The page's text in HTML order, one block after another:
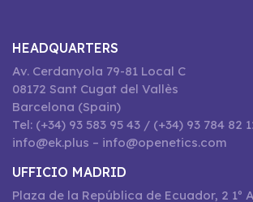
HEADQUARTERS
Av. Cerdanyola 79-81 Local C
08172 Sant Cugat del Vallès
Barcelona (Spain)
Tel: (+34) 93 583 95 43 / (+34) 93 784 82
info@ek.plus – info@openetics.com
UFFICIO MADRID
Plaza de la República de Ecuador, 2 1º A